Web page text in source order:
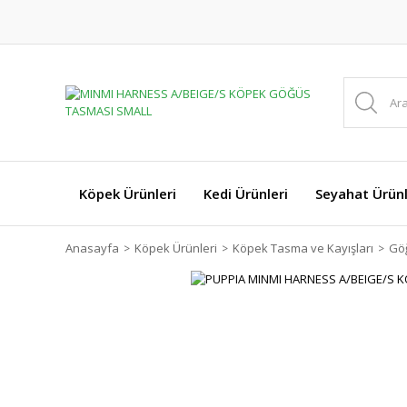
Köpek Ürünleri Kedi Ürünleri Seyahat
Anasayfa Köpek Ürünleri Köpek Tasma ve Kayışları